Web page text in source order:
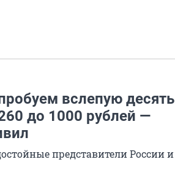
вслепую десять
до 1000 рублей —
представители России и